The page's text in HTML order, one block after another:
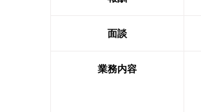
面談
業務内容